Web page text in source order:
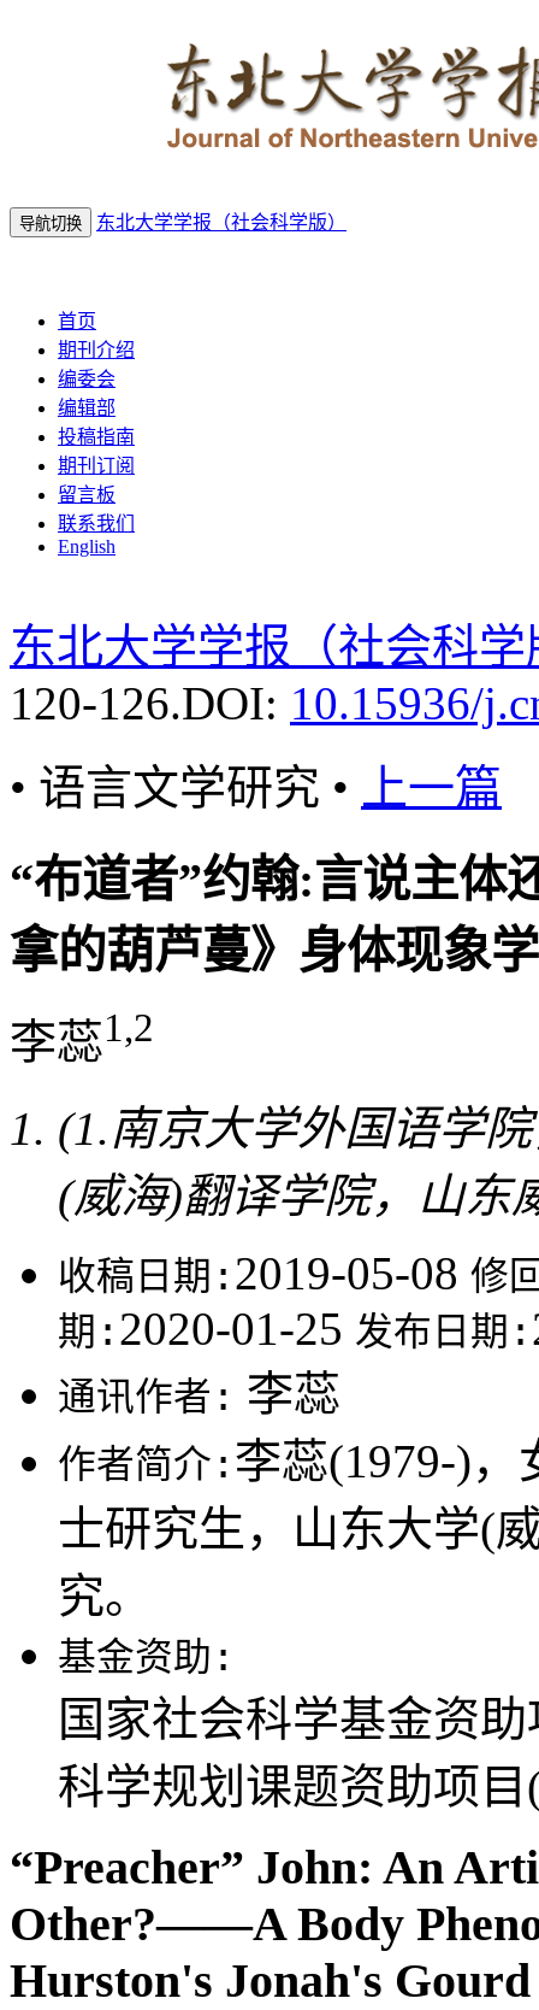
导航切换 东北大学学报（社会科学版）
首页
期刊介绍
编委会
编辑部
投稿指南
期刊订阅
留言板
联系我们
English
东北大学学报（社会科学
120-126.DOI: 10.15936/
• 语言文学研究 •
上一篇
“布道者”约翰:言说主
拿的葫芦蔓》身体现象
李蕊1,2
(1.南京大学外国语学
(威海)翻译学院，山东
收稿日期: 2019-05-08 修
期: 2020-01-25 发布日期:
通讯作者: 李蕊
作者简介: 李蕊(1979-)
士研究生，山东大学(
究。
基金资助:
国家社会科学基金资
科学规划课题资助项目
“Preacher” John: An
Other?——A Body
Hurston's Jonah's